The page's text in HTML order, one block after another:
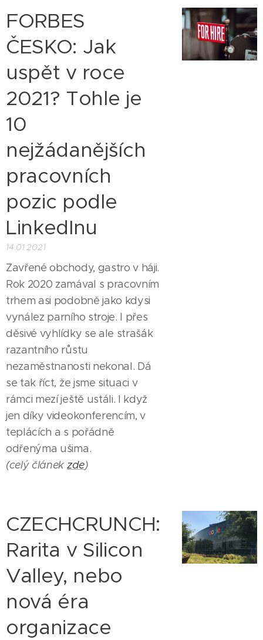
FORBES
ČESKO: Jak
uspět v roce
2021? Tohle je
10
nejžádanějších
pracovních
pozic podle
LinkedInu
14.01.2021
Zavřené obchody, gastro v háji.
Rok 2020 zamával s pracovním
trhem asi podobně jako kdysi
vynález parního stroje. I přes
děsivé vyhlídky se ale strašák
razantního růstu
nezaměstnanosti nekonal. Dá
se tak říct, že jsme situaci v
rámci mezí ještě ustáli. I když
jen díky videokonferencím, v
teplácích a s pořádně
odřenýma ušima.
(celý článek zde)
CZECHCRUNCH:
Rarita v Silicon
Valley, nebo
nová éra
organizace